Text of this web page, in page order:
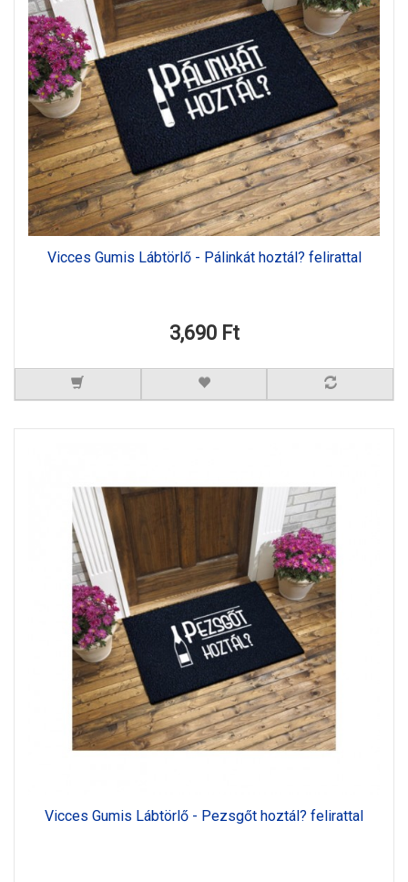
Vicces Gumis Lábtörlő - Pálinkát hoztál? felirattal
3,690 Ft
Vicces Gumis Lábtörlő - Pezsgőt hoztál? felirattal